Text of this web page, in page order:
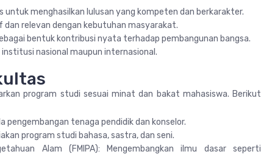
untuk menghasilkan lulusan yang kompeten dan berkarakter.
relevan dengan kebutuhan masyarakat.
bentuk kontribusi nyata terhadap pembangunan bangsa.
nasional maupun internasional.
program studi sesuai minat dan bakat mahasiswa. Berikut
pengembangan tenaga pendidik dan konselor.
program studi bahasa, sastra, dan seni.
Alam (FMIPA): Mengembangkan ilmu dasar seperti